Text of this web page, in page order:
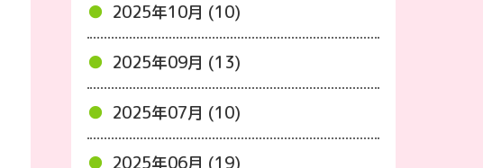
2025年10月 (10)
2025年09月 (13)
2025年07月 (10)
2025年06月 (19)